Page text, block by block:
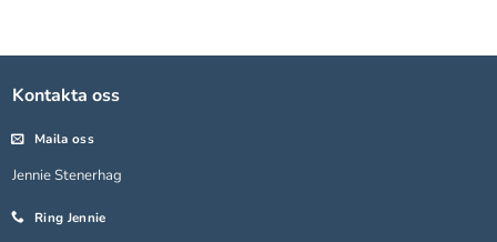
Kontakta oss
Maila oss
Jennie Stenerhag
Ring Jennie
går inte att
De behövs
hemsidan
över huvud
fungera.